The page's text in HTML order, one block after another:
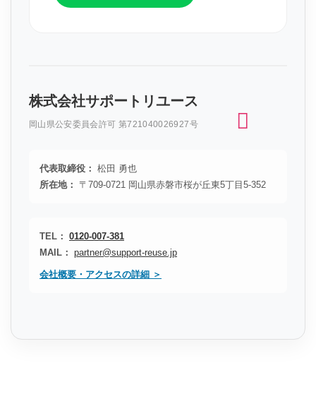
株式会社サポートリユース
岡山県公安委員会許可 第721040026927号
代表取締役： 松田 勇也
所在地：
〒709-0721 岡山県赤磐市桜が丘東5丁目5-352
TEL： 0120-007-381
MAIL： partner@support-reuse.jp
会社概要・アクセスの詳細 ＞